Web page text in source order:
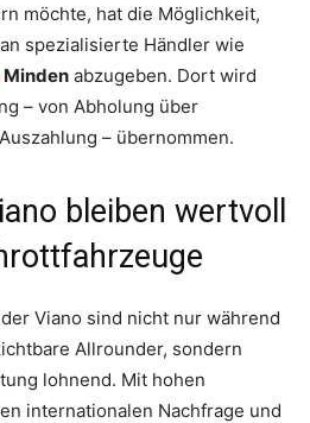
möchte, hat die Möglichkeit,
spezialisierte Händler wie
Minden abzugeben. Dort wird
– von Abholung über
– übernommen.
bleiben wertvoll
Viano sind nicht nur während
Allrounder, sondern
lohnend. Mit hohen
internationalen Nachfrage und